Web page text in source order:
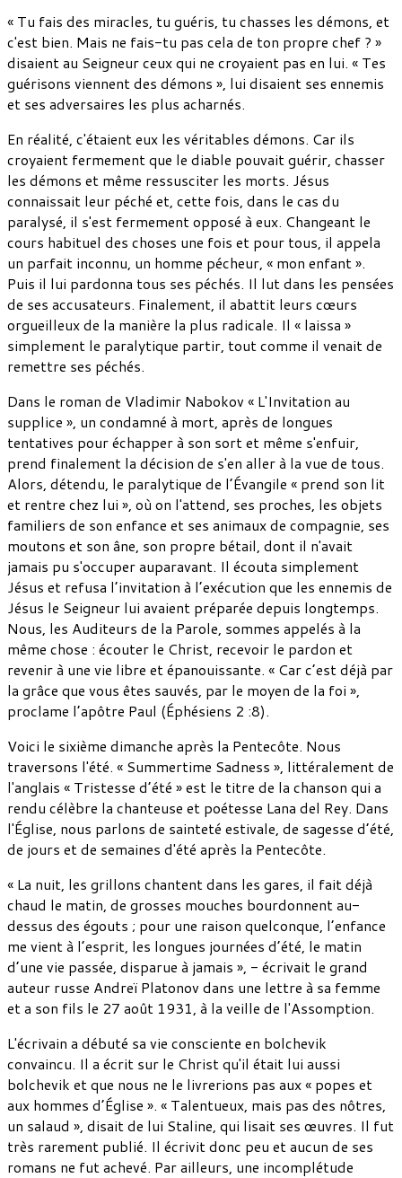
« Tu fais des miracles, tu guéris, tu chasses les démons, et
c'est bien. Mais ne fais-tu pas cela de ton propre chef ? »
disaient au Seigneur ceux qui ne croyaient pas en lui. « Tes
guérisons viennent des démons », lui disaient ses ennemis
et ses adversaires les plus acharnés.
En réalité, c'étaient eux les véritables démons. Car ils
croyaient fermement que le diable pouvait guérir, chasser
les démons et même ressusciter les morts. Jésus
connaissait leur péché et, cette fois, dans le cas du
paralysé, il s'est fermement opposé à eux. Changeant le
cours habituel des choses une fois et pour tous, il appela
un parfait inconnu, un homme pécheur, « mon enfant ».
Puis il lui pardonna tous ses péchés. Il lut dans les pensées
de ses accusateurs. Finalement, il abattit leurs cœurs
orgueilleux de la manière la plus radicale. Il « laissa »
simplement le paralytique partir, tout comme il venait de
remettre ses péchés.
Dans le roman de Vladimir Nabokov « L'Invitation au
supplice », un condamné à mort, après de longues
tentatives pour échapper à son sort et même s'enfuir,
prend finalement la décision de s'en aller à la vue de tous.
Alors, détendu, le paralytique de l’Évangile « prend son lit
et rentre chez lui », où on l'attend, ses proches, les objets
familiers de son enfance et ses animaux de compagnie, ses
moutons et son âne, son propre bétail, dont il n'avait
jamais pu s'occuper auparavant. Il écouta simplement
Jésus et refusa l’invitation à l’exécution que les ennemis de
Jésus le Seigneur lui avaient préparée depuis longtemps.
Nous, les Auditeurs de la Parole, sommes appelés à la
même chose : écouter le Christ, recevoir le pardon et
revenir à une vie libre et épanouissante. « Car c’est déjà par
la grâce que vous êtes sauvés, par le moyen de la foi »,
proclame l’apôtre Paul (Éphésiens 2 :8).
Voici le sixième dimanche après la Pentecôte. Nous
traversons l'été. « Summertime Sadness », littéralement de
l'anglais « Tristesse d’été » est le titre de la chanson qui a
rendu célèbre la chanteuse et poétesse Lana del Rey. Dans
l'Église, nous parlons de sainteté estivale, de sagesse d’été,
de jours et de semaines d'été après la Pentecôte.
« La nuit, les grillons chantent dans les gares, il fait déjà
chaud le matin, de grosses mouches bourdonnent au-
dessus des égouts ; pour une raison quelconque, l’enfance
me vient à l’esprit, les longues journées d’été, le matin
d’une vie passée, disparue à jamais », - écrivait le grand
auteur russe Andreï Platonov dans une lettre à sa femme
et a son fils le 27 août 1931, à la veille de l'Assomption.
L'écrivain a débuté sa vie consciente en bolchevik
convaincu. Il a écrit sur le Christ qu'il était lui aussi
bolchevik et que nous ne le livrerions pas aux « popes et
aux hommes d’Église ». « Talentueux, mais pas des nôtres,
un salaud », disait de lui Staline, qui lisait ses œuvres. Il fut
très rarement publié. Il écrivit donc peu et aucun de ses
romans ne fut achevé. Par ailleurs, une incomplétude